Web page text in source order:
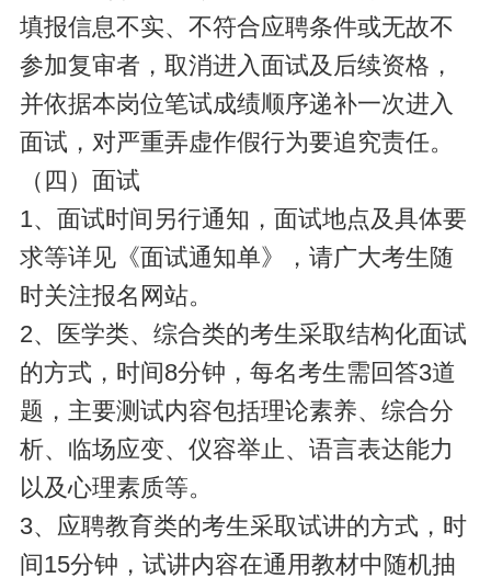
填报信息不实、不符合应聘条件或无故不
参加复审者，取消进入面试及后续资格，
并依据本岗位笔试成绩顺序递补一次进入
面试，对严重弄虚作假行为要追究责任。
（四）面试
1、面试时间另行通知，面试地点及具体要
求等详见《面试通知单》，请广大考生随
时关注报名网站。
2、医学类、综合类的考生采取结构化面试
的方式，时间8分钟，每名考生需回答3道
题，主要测试内容包括理论素养、综合分
析、临场应变、仪容举止、语言表达能力
以及心理素质等。
3、应聘教育类的考生采取试讲的方式，时
间15分钟，试讲内容在通用教材中随机抽